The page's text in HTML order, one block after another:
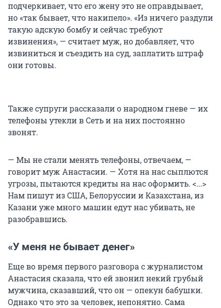
подчеркивает, что его жену это не оправдывает,
но «так бывает, что накипело». «Из ничего раздули
такую адскую бомбу и сейчас требуют
извинения», — считает муж, но добавляет, что
извиниться и съездить на суд, заплатить штраф
они готовы.
Также супруги рассказали о народном гневе — их
телефоны утекли в Сеть и на них постоянно
звонят.
— Мы не стали менять телефоны, отвечаем, —
говорит муж Анастасии. — Хотя на нас сыплются
угрозы, пытаются кредиты на нас оформить. <...>
Нам пишут из США, Белоруссии и Казахстана, из
Казани уже много машин едут нас убивать, не
разобравшись.
«У меня не бывает денег»
Еще во время первого разговора с журналистом
Анастасия сказала, что ей звонил некий грубый
мужчина, сказавший, что он — опекун бабушки.
Однако что это за человек, непонятно. Сама